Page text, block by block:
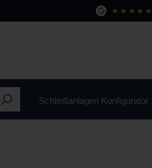
★★★★★
Schließanlagen Konfigurator